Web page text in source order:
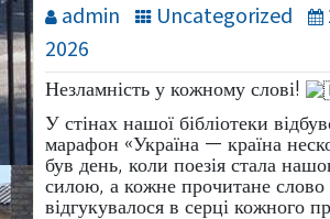
admin Uncategorized
2026
Незламність у кожному слові!
​У стінах нашої бібліотеки
марафон «Україна — країна
був день, коли поезія стала
силою, а кожне прочитане слово
відгукувалося в серці кожного